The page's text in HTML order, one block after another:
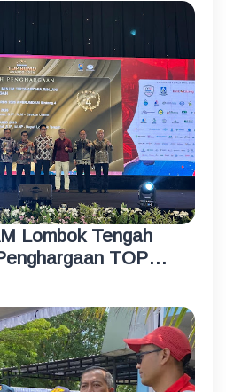
Lombok Tengah
TOP
2026